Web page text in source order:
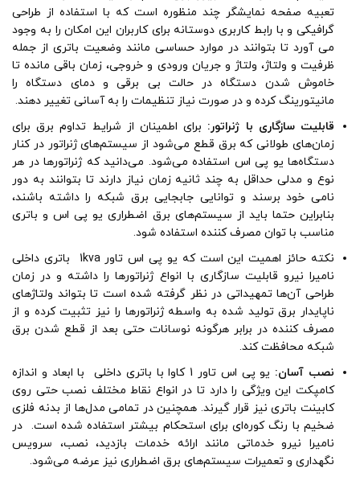
تعبیه صفحه نمایشگر چند منظوره است که با استفاده از طراحی
گرافیکی و با رابط کاربری دوستانه برای کاربران این امکان را به وجود
می آورد تا بتوانند در موارد حساسی مانند وضعیت باتری از جمله
ظرفیت و ولتاژ، ولتاژ و جریان ورودی و خروجی، زمان باقی مانده تا
خاموش شدن دستگاه در حالت بی برقی و دمای دستگاه را
مانیتورینگ کرده و در صورت نیاز تنظیمات را به آسانی تغییر دهند.
قابلیت سازگاری با ژنراتور: برای اطمینان از شرایط تداوم برق برای
زمان‌های طولانی که برق قطع می‌شود از سیستم‌های ژنراتور در کنار
دستگاه‌ها یو پی اس استفاده می‌شود. می‌دانید که ژنراتورها در هر
نوع و مدلی حداقل به چند ثانیه زمان نیاز دارند تا بتوانند به دور
نامی خود برسند و توانایی جابجایی برق شبکه را داشته باشند،
بنابراین حتما باید از سیستم‌های برق اضطراری یو پی اس و باتری
مناسب با توان مصرف کننده استفاده شود.
نکته حائز اهمیت این است که یو پی اس تاور 1kva باتری داخلی
نامیرا نیرو قابلیت سازگاری با انواع ژنراتورها را داشته و در زمان
طراحی آن‌ها تمهیداتی در نظر گرفته شده است تا بتواند ولتاژ‌های
ناپایدار برق تولید شده به واسطه ژنراتورها را نیز تثبیت کرده و از
مصرف کننده در برابر هرگونه نوسانات حتی بعد از قطع شدن برق
شبکه محافظت کند.
نصب آسان:
یو پی اس تاور 1 کاوا با باتری داخلی با ابعاد و اندازه
کامپکت این ویژگی را دارد تا در انواع نقاط مختلف نصب حتی روی
کابینت باتری نیز قرار گیرند. همچنین در تمامی مدل‌ها از بدنه فلزی
ضخیم با رنگ کوره‌ای برای استحکام بیشتر استفاده شده است. در
نامیرا نیرو خدماتی مانند ارائه خدمات بازدید، نصب، سرویس
نگهداری و تعمیرات سیستم‌های برق اضطراری نیز عرضه می‌شود.